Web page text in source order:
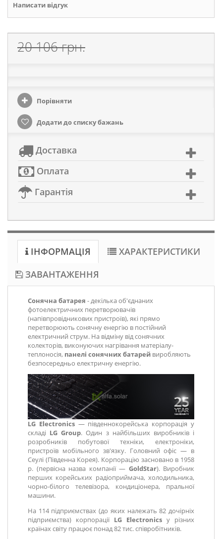
Написати відгук
20 106 грн.
Порівняти
Додати до списку бажань
Доставка
Оплата
Гарантія
ІНФОРМАЦІЯ
ХАРАКТЕРИСТИКИ
ЗАВАНТАЖЕННЯ
Сонячна батарея - декілька об'єднаних
фотоелектричних перетворювачів
(напівпровідникових пристроїв), які прямо
перетворюють сонячну енергію в постійний
електричний струм. На відміну від сонячних
колекторів, виконуючих нагрівання матеріалу-
теплоносія, панелі сонячних батарей виробляють
безпосередньо електричну енергію.
LG Electronics— південнокорейська корпорація у
складі LG Group. Один з найбільших виробників і
розробників побутової техніки, електроніки,
пристроїв мобільного зв'язку. Головний офіс — в
Сеулі (Південна Корея). Корпорацію засновано в 1958
р. (первісна назва компанії — GoldStar). Виробник
перших корейських радіоприймача, холодильника,
чорно-білого телевізора, кондиціонера, пральної
машини.
На 114 підприємствах (до яких належать 82 дочірніх
підприємства) корпорації LG Electronics у різних
країнах світу працює понад 82 тис. співробітників.